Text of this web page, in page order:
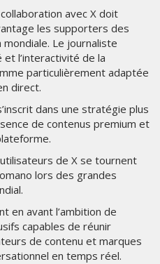
avec X doit
les supporters des
Le journaliste
l’interactivité de la
particulièrement adaptée
direct.
dans une stratégie plus
de contenus premium et
de X se tournent
lors des grandes
en avant l’ambition de
capables de réunir
de contenu et marques
en temps réel.